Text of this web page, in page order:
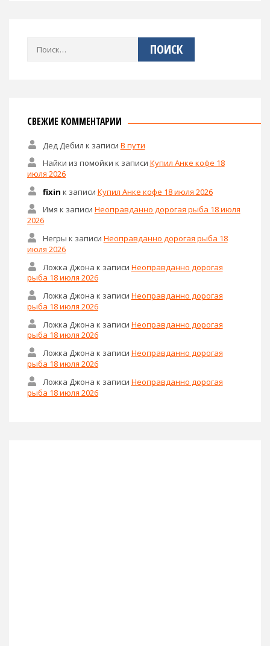
Найти:
СВЕЖИЕ КОММЕНТАРИИ
Дед Дебил к записи В пути
Найки из помойки к записи Купил Анке кофе 18
июля 2026
fixin к записи Купил Анке кофе 18 июля 2026
Имя к записи Неоправданно дорогая рыба 18 июля
2026
Негры к записи Неоправданно дорогая рыба 18
июля 2026
Ложка Джона к записи Неоправданно дорогая
рыба 18 июля 2026
Ложка Джона к записи Неоправданно дорогая
рыба 18 июля 2026
Ложка Джона к записи Неоправданно дорогая
рыба 18 июля 2026
Ложка Джона к записи Неоправданно дорогая
рыба 18 июля 2026
Ложка Джона к записи Неоправданно дорогая
рыба 18 июля 2026